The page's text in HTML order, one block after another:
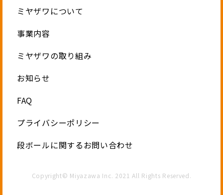
ミヤザワについて
事業内容
ミヤザワの取り組み
お知らせ
FAQ
プライバシーポリシー
段ボールに関するお問い合わせ
Copyright© Miyazawa Inc. 2021 All Rights Reserved.